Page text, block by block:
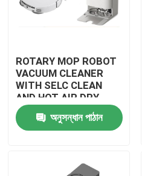
ROTARY MOP ROBOT
VACUUM CLEANER
WITH SELC CLEAN
AND HOT AIR DRY
MOP
অনুসন্ধান পাঠান